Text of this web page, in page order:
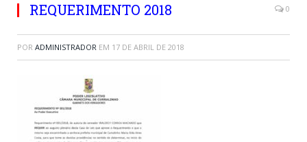
REQUERIMENTO 2018 0
POR ADMINISTRADOR EM 17 DE ABRIL DE 2018